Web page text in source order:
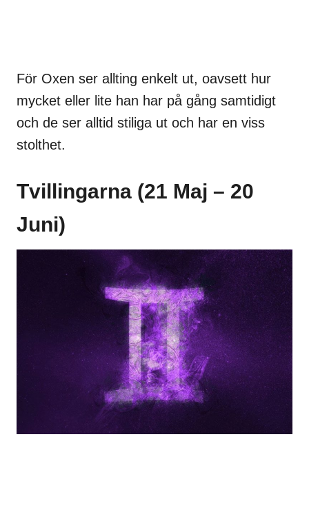
För Oxen ser allting enkelt ut, oavsett hur
mycket eller lite han har på gång samtidigt
och de ser alltid stiliga ut och har en viss
stolthet.
Tvillingarna (21 Maj – 20
Juni)